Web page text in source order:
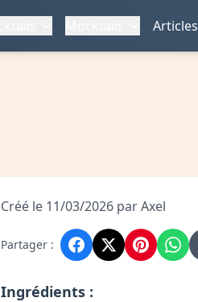
Articles
Créé le 11/03/2026 par Axel
Partager :
Ingrédients :